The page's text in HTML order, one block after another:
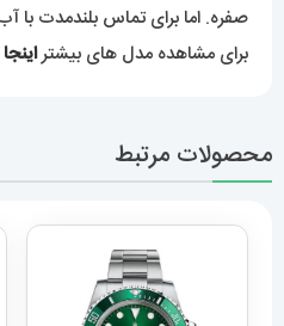
صفره. اما برای تماس بلندمدت با
برای مشاهده مدل های بیشتر
محصولات مرتبط